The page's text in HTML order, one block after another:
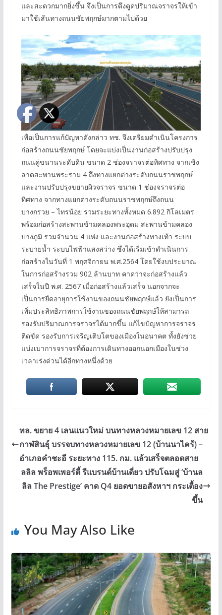
และสะดวกมากยิ่งขึ้น จึงเป็นการดึงดูดปริมาณจราจรให้เข้า
มาใช้เส้นทางถนนชัยพฤกษ์มากตามไปด้วย
เพื่อเป็นการแก้ปัญหาดังกล่าว ทช. จึงเตรียมดำเนินโครงการ
ก่อสร้างถนนชัยพฤกษ์ โดยจะแบ่งเป็นงานก่อสร้างปรับปรุง
ถนนคู่ขนานระดับดิน ขนาด 2 ช่องจราจรต่อทิศทาง จากเชิง
ลาดสะพานพระราม 4 ถึงทางแยกต่างระดับถนนราชพฤกษ์
และงานปรับปรุงขยายผิวจราจร ขนาด 1 ช่องจราจรต่อ
ทิศทาง จากทางแยกต่างระดับถนนราชพฤกษ์ถึงถนน
บางกรวย – ไทรน้อย รวมระยะทางทั้งหมด 6.892 กิโลเมตร
พร้อมก่อสร้างสะพานข้ามคลองพระอุดม สะพานข้ามคลอง
บางภูมิ รวมจำนวน 4 แห่ง และงานก่อสร้างทางเท้า ระบบ
ระบายน้ำ ระบบไฟฟ้าแสงสว่าง ซึ่งได้เริ่มเข้าดำเนินการ
ก่อสร้างในวันที่ 1 พฤศจิกายน พ.ศ.2564 โดยใช้งบประมาณ
ในการก่อสร้างรวม 902 ล้านบาท คาดว่าจะก่อสร้างแล้ว
เสร็จในปี พ.ศ. 2567 เมื่อก่อสร้างแล้วเสร็จ นอกจากจะ
เป็นการยืดอายุการใช้งานของถนนชัยพฤกษ์แล้ว ยังเป็นการ
เพิ่มประสิทธิภาพการใช้งานของถนนชัยพฤกษ์ให้สามารถ
รองรับปริมาณการจราจรได้มากขึ้น แก้ไขปัญหาการจราจร
ติดขัด รองรับการเจริญเติบโตของเมืองในอนาคต ทั้งยังช่วย
แบ่งเบาการจราจรที่ต้องการเดินทางออกนอกเมืองในช่วง
เวลาเร่งด่วนได้อีกทางหนึ่งด้วย
ทล. ขยาย 4 เลนแนวใหม่ บนทางหลวงหมายเลข 12 สาย
กาฬสินธุ์ บรรจบทางหลวงหมายเลข 12 (บ้านนาไคร้) –
อำเภอคำชะอี ระยะทาง 115. กม. แล้วเสร็จตลอดสาย
ลลิล พร็อพเพอร์ตี้ รีแบรนด์บ้านเดี่ยว ปรับโฉมสู่ ‘บ้านล
ลิล The Prestige’ คาด Q4 ยอดขายอสังหาฯ กระเตื้อง
ขึ้น
You May Also Like